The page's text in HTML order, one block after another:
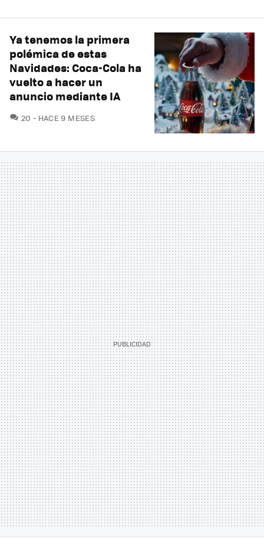
Ya tenemos la primera
polémica de estas
Navidades: Coca-Cola ha
vuelto a hacer un
anuncio mediante IA
20 COMENTARIOS
HACE 9 MESES